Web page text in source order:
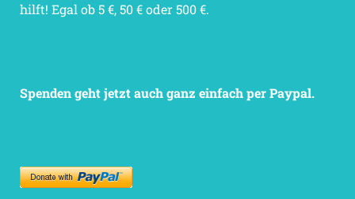
hilft! Egal ob 5 €, 50 € oder 500 €.
Spenden geht jetzt auch ganz einfach per Paypal.